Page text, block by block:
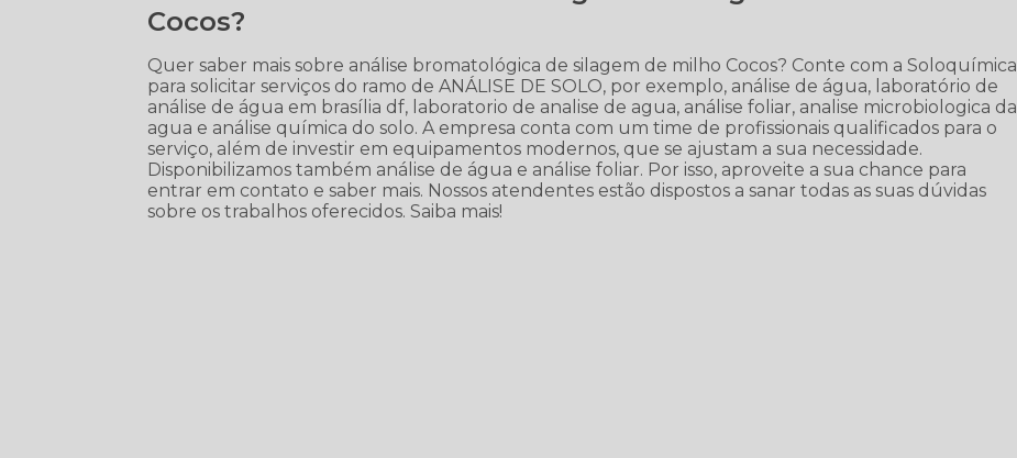
Cocos?
Quer saber mais sobre análise bromatológica de silagem de milho Cocos? Conte com a Soloquímica
para solicitar serviços do ramo de ANÁLISE DE SOLO, por exemplo, análise de água, laboratório de
análise de água em brasília df, laboratorio de analise de agua, análise foliar, analise microbiologica da
agua e análise química do solo. A empresa conta com um time de profissionais qualificados para o
serviço, além de investir em equipamentos modernos, que se ajustam a sua necessidade.
Disponibilizamos também análise de água e análise foliar. Por isso, aproveite a sua chance para
entrar em contato e saber mais. Nossos atendentes estão dispostos a sanar todas as suas dúvidas
sobre os trabalhos oferecidos. Saiba mais!